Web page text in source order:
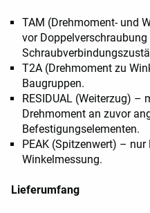
TAM (Drehmoment- und
vor
T2A (Drehmoment zu
Baugruppen.
RESIDUAL (Weiterzug) –
Drehmoment an zuvor
Befestigungselementen.
PEAK (Spitzenwert) –
Winkelmessung.
Lieferumfang